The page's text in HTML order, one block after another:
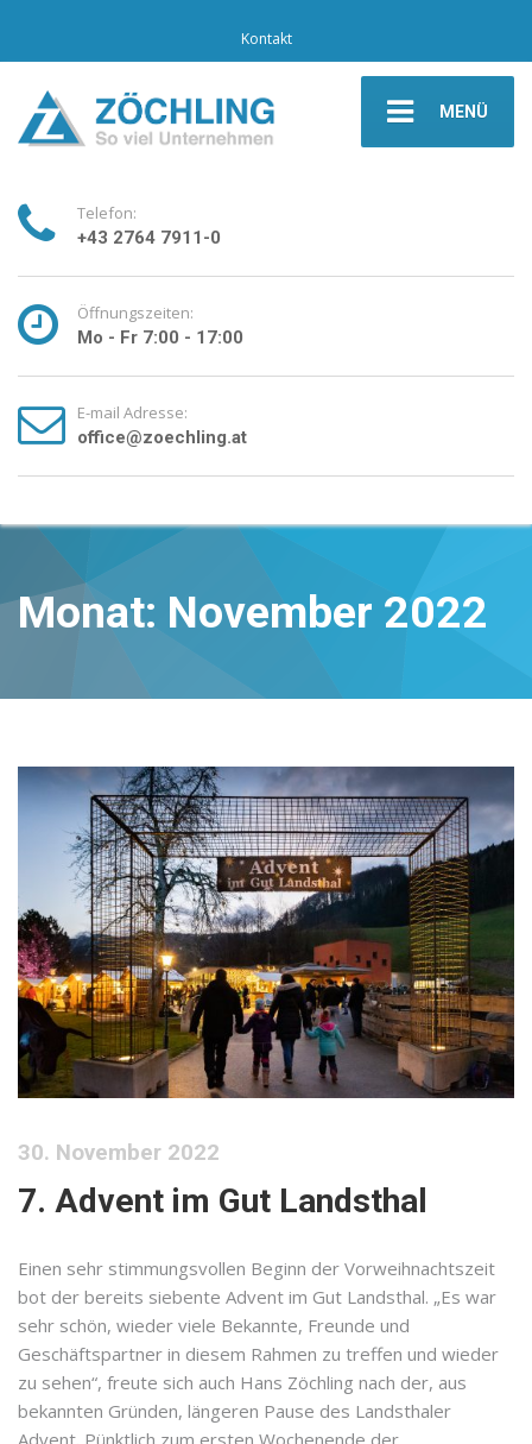
Kontakt
MENÜ
Telefon:
+43 2764 7911-0
Öffnungszeiten:
Mo - Fr 7:00 - 17:00
E-mail Adresse:
office@zoechling.at
Monat: November 2022
30. November 2022
7. Advent im Gut Landsthal
Einen sehr stimmungsvollen Beginn der Vorweihnachtszeit
bot der bereits siebente Advent im Gut Landsthal. „Es war
sehr schön, wieder viele Bekannte, Freunde und
Geschäftspartner in diesem Rahmen zu treffen und wieder
zu sehen“, freute sich auch Hans Zöchling nach der, aus
bekannten Gründen, längeren Pause des Landsthaler
Advent. Pünktlich zum ersten Wochenende der